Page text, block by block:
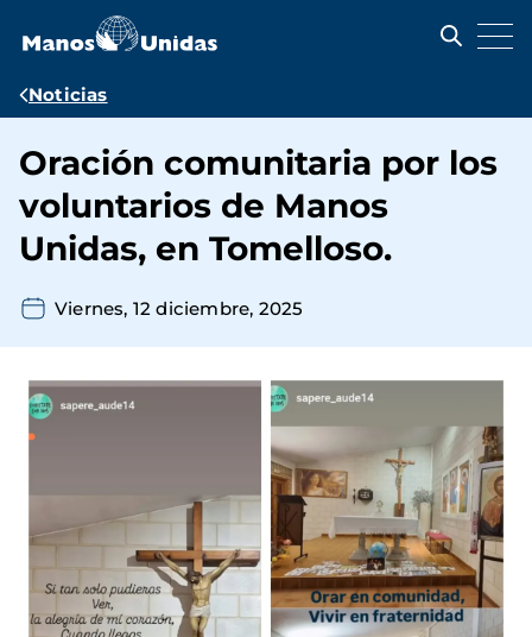
contenido
Ruta
navegación
Noticias
Oración comunitaria por los
voluntarios de Manos
Unidas, en Tomelloso.
Viernes, 12 diciembre, 2025